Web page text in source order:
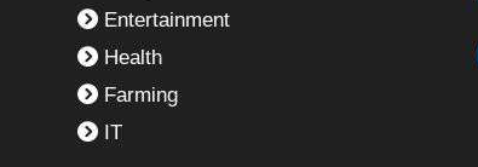
Entertainment
Health
Farming
IT